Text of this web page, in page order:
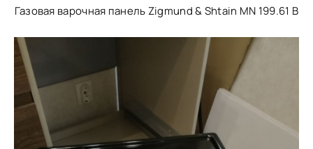
Газовая варочная панель Zigmund & Shtain MN 199.61 B